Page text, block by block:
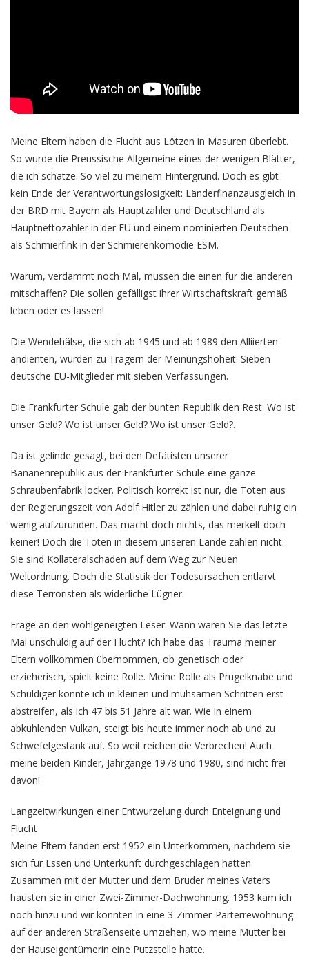
Meine Eltern haben die Flucht aus Lötzen in Masuren überlebt.
So wurde die Preussische Allgemeine eines der wenigen Blätter,
die ich schätze. So viel zu meinem Hintergrund. Doch es gibt
kein Ende der Verantwortungslosigkeit: Länderfinanzausgleich in
der BRD mit Bayern als Hauptzahler und Deutschland als
Hauptnettozahler in der EU und einem nominierten Deutschen
als Schmierfink in der Schmierenkomödie ESM.
Warum, verdammt noch Mal, müssen die einen für die anderen
mitschaffen? Die sollen gefälligst ihrer Wirtschaftskraft gemäß
leben oder es lassen!
Die Wendehälse, die sich ab 1945 und ab 1989 den Alliierten
andienten, wurden zu Trägern der Meinungshoheit: Sieben
deutsche EU-Mitglieder mit sieben Verfassungen.
Die Frankfurter Schule gab der bunten Republik den Rest: Wo ist
unser Geld? Wo ist unser Geld? Wo ist unser Geld?.
Da ist gelinde gesagt, bei den Defätisten unserer
Bananenrepublik aus der Frankfurter Schule eine ganze
Schraubenfabrik locker. Politisch korrekt ist nur, die Toten aus
der Regierungszeit von Adolf Hitler zu zählen und dabei ruhig ein
wenig aufzurunden. Das macht doch nichts, das merkelt doch
keiner! Doch die Toten in diesem unseren Lande zählen nicht.
Sie sind Kollateralschäden auf dem Weg zur Neuen
Weltordnung. Doch die Statistik der Todesursachen entlarvt
diese Terroristen als widerliche Lügner.
Frage an den wohlgeneigten Leser: Wann waren Sie das letzte
Mal unschuldig auf der Flucht? Ich habe das Trauma meiner
Eltern vollkommen übernommen, ob genetisch oder
erzieherisch, spielt keine Rolle. Meine Rolle als Prügelknabe und
Schuldiger konnte ich in kleinen und mühsamen Schritten erst
abstreifen, als ich 47 bis 51 Jahre alt war. Wie in einem
abkühlenden Vulkan, steigt bis heute immer noch ab und zu
Schwefelgestank auf. So weit reichen die Verbrechen! Auch
meine beiden Kinder, Jahrgänge 1978 und 1980, sind nicht frei
davon!
Langzeitwirkungen einer Entwurzelung durch Enteignung und
Flucht
Meine Eltern fanden erst 1952 ein Unterkommen, nachdem sie
sich für Essen und Unterkunft durchgeschlagen hatten.
Zusammen mit der Mutter und dem Bruder meines Vaters
hausten sie in einer Zwei-Zimmer-Dachwohnung. 1953 kam ich
noch hinzu und wir konnten in eine 3-Zimmer-Parterrewohnung
auf der anderen Straßenseite umziehen, wo meine Mutter bei
der Hauseigentümerin eine Putzstelle hatte.